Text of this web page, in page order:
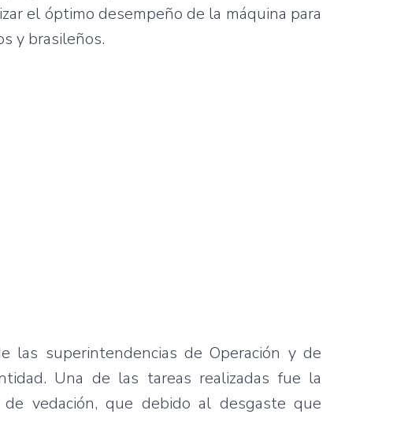
el óptimo desempeño de la máquina para
y brasileños.
las superintendencias de Operación y de
Una de las tareas realizadas fue la
vedación, que debido al desgaste que